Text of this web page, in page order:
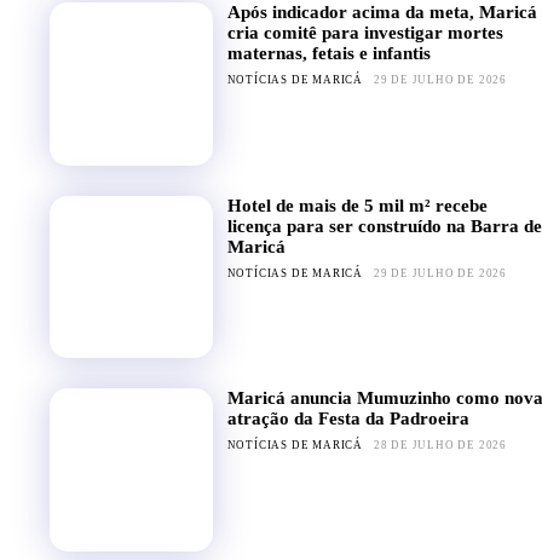
Após indicador acima da meta, Maricá
cria comitê para investigar mortes
maternas, fetais e infantis
NOTÍCIAS DE MARICÁ 29 DE JULHO DE 2026
Hotel de mais de 5 mil m² recebe
licença para ser construído na Barra de
Maricá
NOTÍCIAS DE MARICÁ 29 DE JULHO DE 2026
Maricá anuncia Mumuzinho como nova
atração da Festa da Padroeira
NOTÍCIAS DE MARICÁ 28 DE JULHO DE 2026